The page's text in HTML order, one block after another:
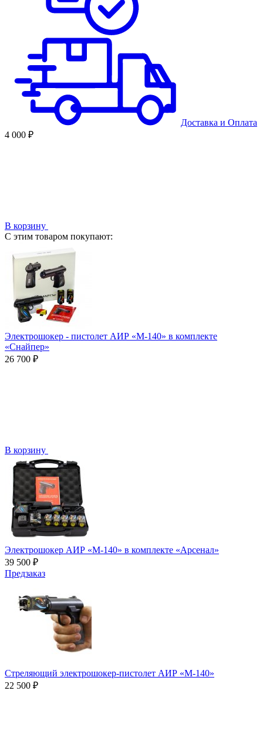
Доставка и Оплата
4 000 ₽
В корзину
С этим товаром покупают:
Электрошокер - пистолет АИР «М-140» в комплекте
«Снайпер»
26 700 ₽
В корзину
Электрошокер АИР «М-140» в комплекте «Арсенал»
39 500 ₽
Предзаказ
Стреляющий электрошокер-пистолет АИР «М-140»
22 500 ₽